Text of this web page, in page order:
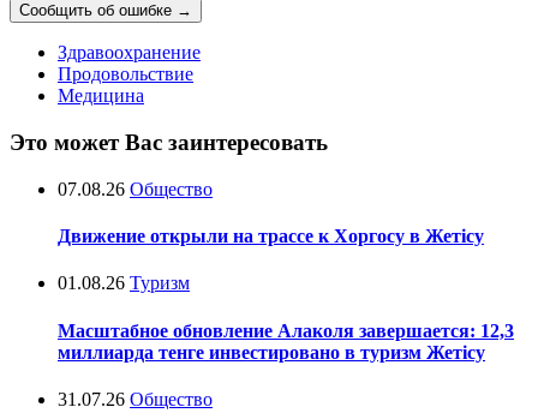
Сообщить об ошибке →
Здравоохранение
Продовольствие
Медицина
Это может Вас заинтересовать
07.08.26 Общество
Движение открыли на трассе к Хоргосу в Жетісу
01.08.26 Туризм
Масштабное обновление Алаколя завершается: 12,3
миллиарда тенге инвестировано в туризм Жетісу
31.07.26 Общество